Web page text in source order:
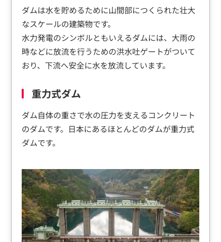
ダムは水を貯めるために山間部につくられた壮大
なスケールの建築物です。
水力発電のシンボルともいえるダムには、大雨の
時などに放流を行うための洪水吐ゲートがついて
おり、下流へ安全に水を放流しています。
重力式ダム
ダム自体の重さで水の圧力を支えるコンクリート
のダムです。日本にあるほとんどのダムが重力式
ダムです。